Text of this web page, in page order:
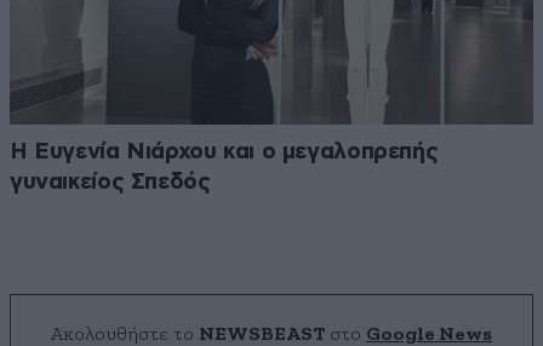
Η Ευγενία Νιάρχου και ο μεγαλοπρεπής
γυναικείος Σπεδός
Ακολουθήστε το NEWSBEAST στο Google News